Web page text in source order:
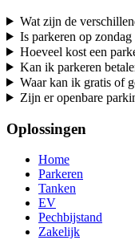
Wat zijn de
Is parkeren op
Hoeveel kost een
Kan ik parkeren
Waar kan ik gratis of
Zijn er openbare
Oplossingen
Home
Parkeren
Tanken
EV
Pechbijstand
Zakelijk